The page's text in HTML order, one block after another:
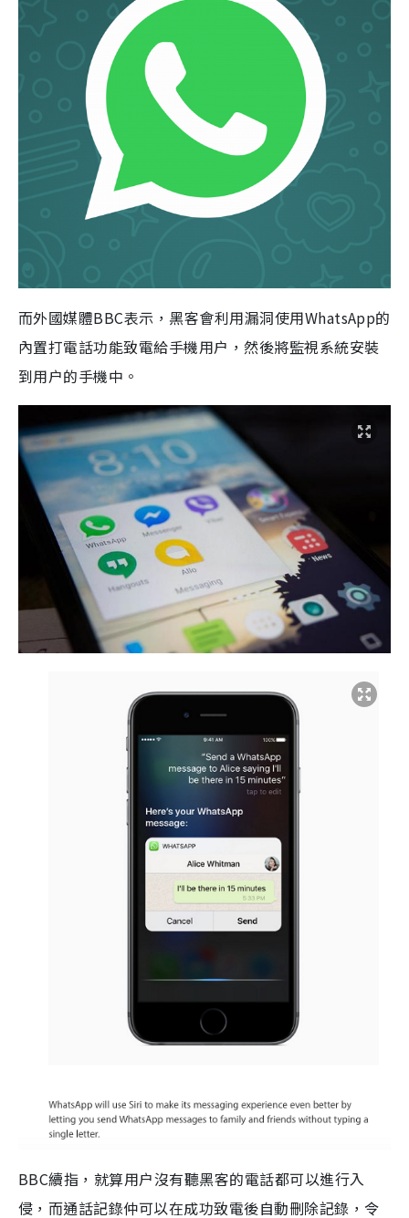
而外國媒體BBC表示，黑客會利用漏洞使用WhatsApp的
內置打電話功能致電給手機用户，然後將監視系統安裝
到用户的手機中。
BBC續指，就算用户沒有聽黑客的電話都可以進行入
侵，而通話記錄仲可以在成功致電後自動刪除記錄，令